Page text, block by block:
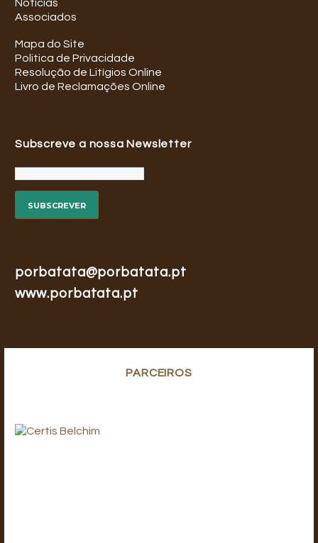
Notícias
Associados
Mapa do Site
Politica de Privacidade
Resolução de Litígios Online
Livro de Reclamações Online
Subscreve a nossa Newsletter
porbatata@porbatata.pt
www.porbatata.pt
PARCEIROS